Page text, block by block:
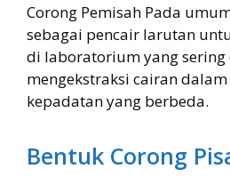
Corong Pemisah Pada
sebagai pencair larutan
di laboratorium yang
mengekstraksi cairan
kepadatan yang berbeda.
Bentuk Corong